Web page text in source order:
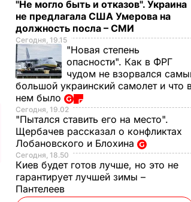
"Не могло быть и отказов". Украина
не предлагала США Умерова на
должность посла – СМИ
Сегодня, 19.15
"Новая степень
опасности". Как в ФРГ
чудом не взорвался
большой украинский самолет и что
нем было
Сегодня, 19.02
"Пытался ставить его на место".
Щербачев рассказал о конфликтах
Лобановского и Блохина
Сегодня, 18.50
Киев будет готов лучше, но это не
гарантирует лучшей зимы –
Пантелеев